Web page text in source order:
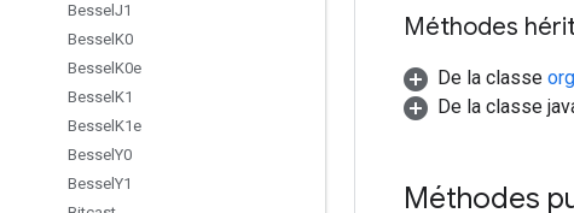
Bessel J1
Bessel K0
Bessel K0e
Bessel K1
Bessel K1e
Bessel Y0
Bessel Y1
Méthodes
De la classe
De la classe
Méthodes